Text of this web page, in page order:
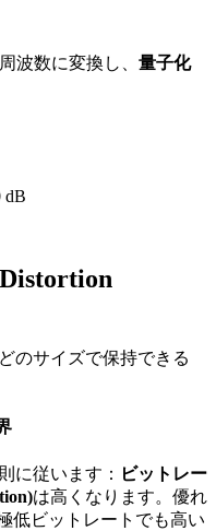
波数に変換し、 量子化
dB
のサイズで保持できる
に従います： ビットレー
は高くなります。優れ
低ビットレートでも高い